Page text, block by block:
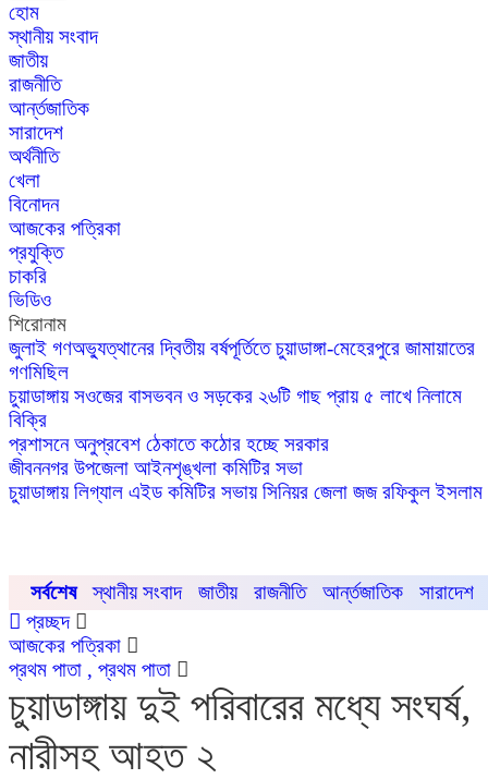
হোম
স্থানীয় সংবাদ
জাতীয়
রাজনীতি
আর্ন্তজাতিক
সারাদেশ
অর্থনীতি
খেলা
বিনোদন
আজকের পত্রিকা
প্রযুক্তি
চাকরি
ভিডিও
শিরোনাম
জুলাই গণঅভ্যুত্থানের দ্বিতীয় বর্ষপূর্তিতে চুয়াডাঙ্গা-মেহেরপুরে জামায়াতের
গণমিছিল
চুয়াডাঙ্গায় সওজের বাসভবন ও সড়কের ২৬টি গাছ প্রায় ৫ লাখে নিলামে
বিক্রি
প্রশাসনে অনুপ্রবেশ ঠেকাতে কঠোর হচ্ছে সরকার
জীবননগর উপজেলা আইনশৃঙ্খলা কমিটির সভা
চুয়াডাঙ্গায় লিগ্যাল এইড কমিটির সভায় সিনিয়র জেলা জজ রফিকুল ইসলাম
সর্বশেষ স্থানীয় সংবাদ জাতীয় রাজনীতি আর্ন্তজাতিক
সারাদেশ
প্রচ্ছদ
আজকের পত্রিকা
প্রথম পাতা , প্রথম পাতা
চুয়াডাঙ্গায় দুই পরিবারের মধ্যে সংঘর্ষ,
নারীসহ আহত ২